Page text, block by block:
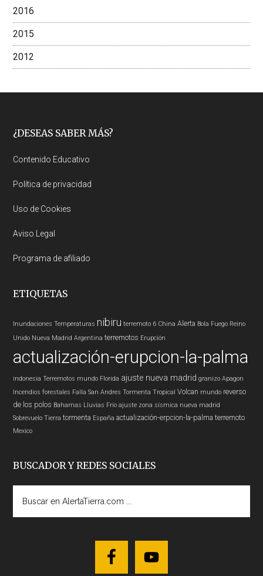
2016
2015
2012
Footer
¿DESEAS SABER MÁS?
Contenido Educativo
Política de privacidad
Uso de Cookies
Aviso Legal
Programa de afiliado
ETIQUETAS
Inundaciones Temperaturas nibiru terremoto 6 China Alerta Bola Fuego Reino
Unido Nueva Madrid Argentina terremotos Erupción
actualización-erupcion-la-palma
indonesia Terremotos mundo Florida ajuste nueva madrid granizo Apagon
Incendios forestales Falla San Andres Tormenta Tropical Volcan mundo reverso
de los polos Bahamas Lluvias Frío ajuste zona sísmica nueva madrid
Sobrevuelo Tierra tormenta España actualización-erpcion-la-palma terremoto
Mexico
BUSCADOR Y REDES SOCIALES
AlertaTierra.com